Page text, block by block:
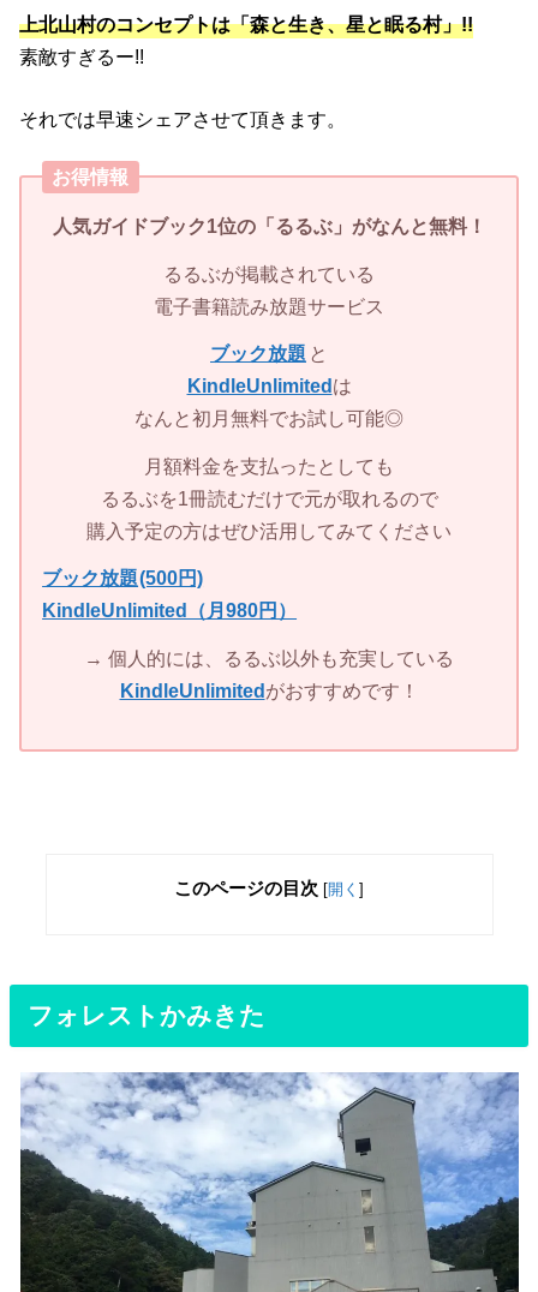
上北山村のコンセプトは「森と生き、星と眠る村」!!
素敵すぎるー!!
それでは早速シェアさせて頂きます。
お得情報
人気ガイドブック1位の「 るるぶ」 がなんと無料！
るるぶが掲載されている
電子書籍読み放題サービス
ブック放題 と
KindleUnlimited は
なんと初月無料でお試し可能◎
月額料金を支払ったとしても
るるぶを1冊読むだけで元が取れるので
購入予定の方はぜひ活用してみてください
ブック放題(500円)
KindleUnlimited（月980円）
→ 個人的には、るるぶ以外も充実している
KindleUnlimited がおすすめです！
このページの目次 [開く ]
フォレストかみきた